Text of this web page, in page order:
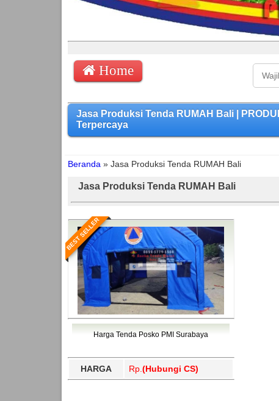
Home
Jasa Produksi Tenda RUMAH Bali |
Terpercaya
Beranda » Jasa Produksi Tenda RUMAH Bali
Jasa Produksi Tenda RUMAH Bali
BEST SELLER
Harga Tenda Posko PMI Surabaya
HARGA Rp. (Hubungi CS)